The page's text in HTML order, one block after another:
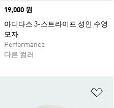
Price
19,000 원
아디다스 3-스트라이프 성인 수영
모자
Performance
다른 컬러